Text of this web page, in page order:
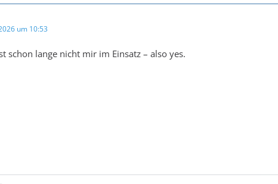
um 10:53
schon lange nicht mir im Einsatz – also yes.